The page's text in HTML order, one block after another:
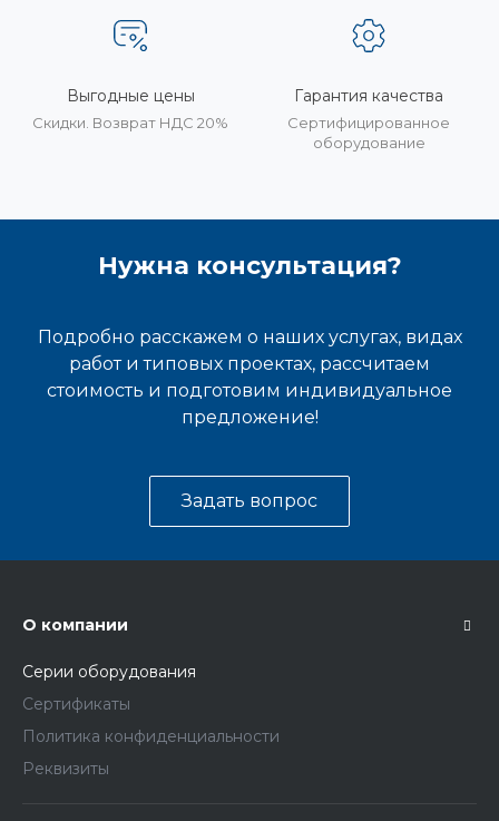
Выгодные цены
Скидки. Возврат НДС 20%
Гарантия качества
Сертифицированное
оборудование
Нужна консультация?
Подробно расскажем о наших услугах, видах
работ и типовых проектах, рассчитаем
стоимость и подготовим индивидуальное
предложение!
Задать вопрос
О компании
Серии оборудования
Сертификаты
Политика конфиденциальности
Реквизиты